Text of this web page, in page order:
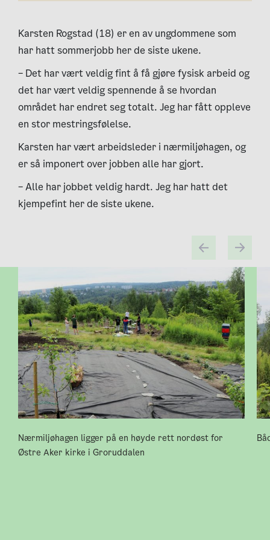
Karsten Rogstad (18) er en av ungdommene som
har hatt sommerjobb her de siste ukene.
– Det har vært veldig fint å få gjøre fysisk arbeid og
det har vært veldig spennende å se hvordan
området har endret seg totalt. Jeg har fått oppleve
en stor mestringsfølelse.
Karsten har vært arbeidsleder i nærmiljøhagen, og
er så imponert over jobben alle har gjort.
– Alle har jobbet veldig hardt. Jeg har hatt det
kjempefint her de siste ukene.
Nærmiljøhagen ligger på en høyde rett nordøst for
Østre Aker kirke i Groruddalen